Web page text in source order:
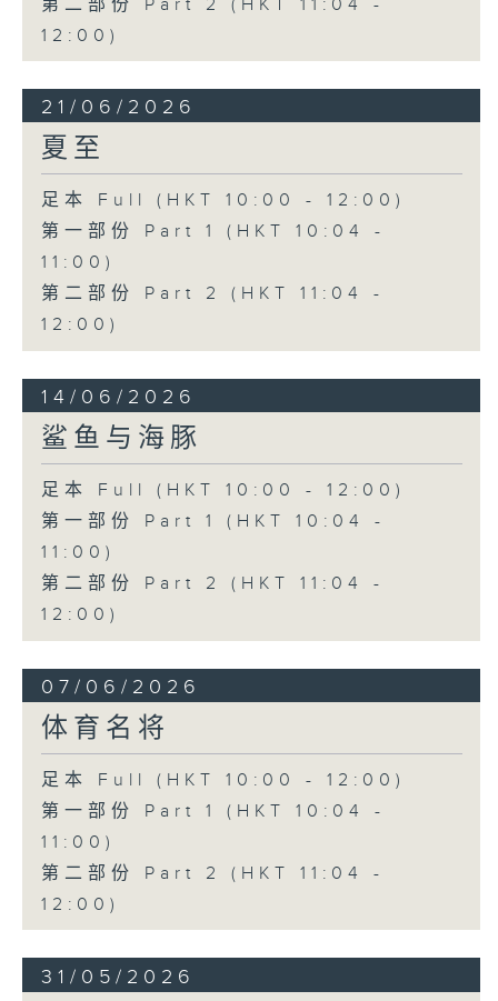
第二部份 Part 2 (HKT 11:04 -
12:00)
21/06/2026
夏至
足本 Full (HKT 10:00 - 12:00)
第一部份 Part 1 (HKT 10:04 -
11:00)
第二部份 Part 2 (HKT 11:04 -
12:00)
14/06/2026
鲨鱼与海豚
足本 Full (HKT 10:00 - 12:00)
第一部份 Part 1 (HKT 10:04 -
11:00)
第二部份 Part 2 (HKT 11:04 -
12:00)
07/06/2026
体育名将
足本 Full (HKT 10:00 - 12:00)
第一部份 Part 1 (HKT 10:04 -
11:00)
第二部份 Part 2 (HKT 11:04 -
12:00)
31/05/2026